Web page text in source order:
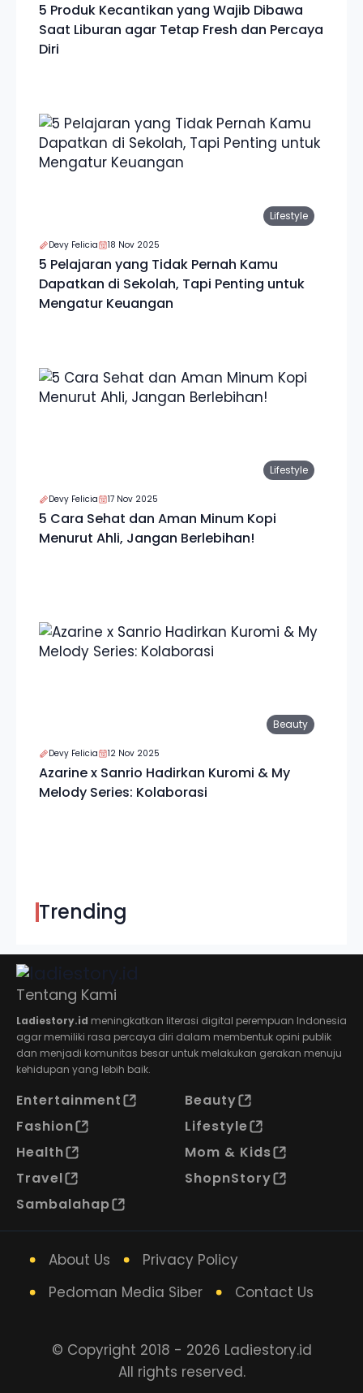
5 Produk Kecantikan yang Wajib Dibawa
Saat Liburan agar Tetap Fresh dan Percaya
Diri
Lifestyle
Devy Felicia 18 Nov 2025
5 Pelajaran yang Tidak Pernah Kamu
Dapatkan di Sekolah, Tapi Penting untuk
Mengatur Keuangan
Lifestyle
Devy Felicia 17 Nov 2025
5 Cara Sehat dan Aman Minum Kopi
Menurut Ahli, Jangan Berlebihan!
Beauty
Devy Felicia 12 Nov 2025
Azarine x Sanrio Hadirkan Kuromi & My
Melody Series: Kolaborasi
Trending
Tentang Kami
Ladiestory.id meningkatkan literasi digital perempuan Indonesia
agar memiliki rasa percaya diri dalam membentuk opini publik
dan menjadi komunitas besar untuk melakukan gerakan menuju
kehidupan yang lebih baik.
Entertainment
Beauty
Fashion
Lifestyle
Health
Mom & Kids
Travel
ShopnStory
Sambalahap
About Us
Privacy Policy
Pedoman Media Siber
Contact Us
© Copyright 2018 - 2026 Ladiestory.id
All rights reserved.